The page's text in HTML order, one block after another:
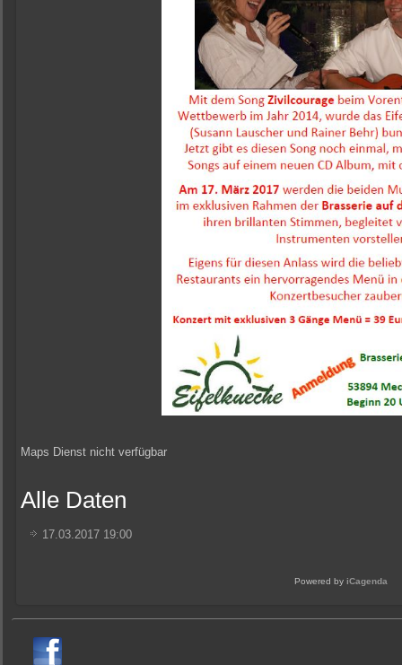
Maps Dienst nicht verfügbar
Alle Daten
17.03.2017 19:00
Powered by iCagenda